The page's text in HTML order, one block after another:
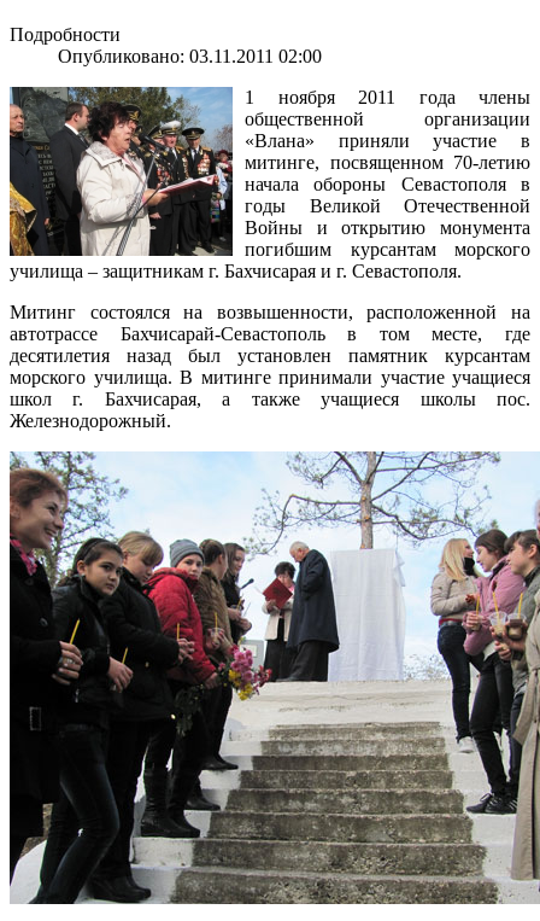
Подробности
Опубликовано: 03.11.2011 02:00
1 ноября 2011 года члены
общественной организации
«Влана» приняли участие в
митинге, посвященном 70-летию
начала обороны Севастополя в
годы Великой Отечественной
Войны и открытию монумента
погибшим курсантам морского
училища – защитникам г. Бахчисарая и г. Севастополя.
Митинг состоялся на возвышенности, расположенной на
автотрассе Бахчисарай-Севастополь в том месте, где
десятилетия назад был установлен памятник курсантам
морского училища. В митинге принимали участие учащиеся
школ г. Бахчисарая, а также учащиеся школы пос.
Железнодорожный.